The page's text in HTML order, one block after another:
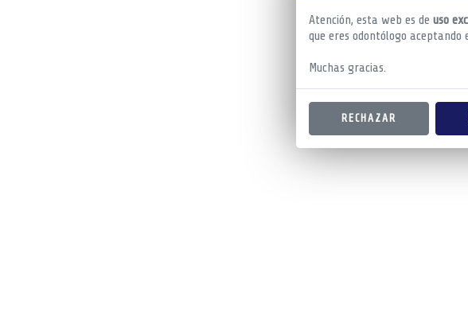
Atención, esta web es de uso
que eres odontólogo aceptando
Muchas gracias.
RECHAZAR